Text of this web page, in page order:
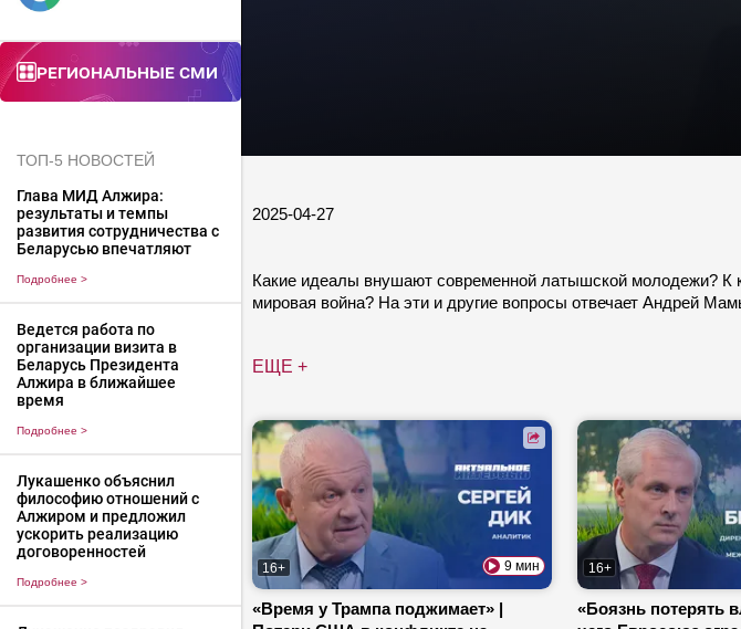
Региональные СМИ
ТОП-5 НОВОСТЕЙ
Глава МИД Алжира:
результаты и темпы
развития сотрудничества с
Беларусью впечатляют
Подробнее >
Ведется работа по
организации визита в
Беларусь Президента
Алжира в ближайшее
время
Подробнее >
Лукашенко объяснил
философию отношений с
Алжиром и предложил
ускорить реализацию
договоренностей
Подробнее >
2025-04-27
Какие идеалы внушают современной латышской молодежи? К
мировая война? На эти и другие вопросы отвечает Андрей
ЕЩЕ +
16+ 9 мин
«Время у Трампа поджимает» |
16+
«Боязнь потерять